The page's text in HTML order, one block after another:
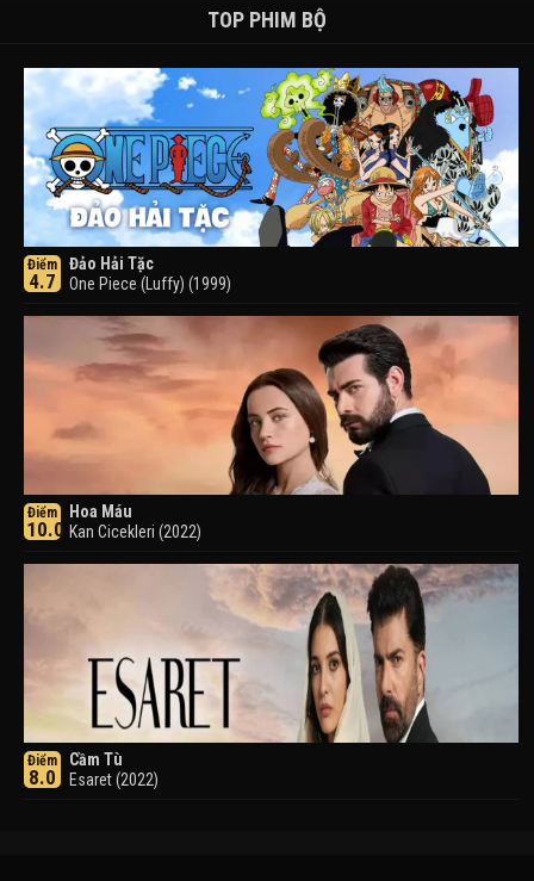
TOP PHIM BỘ
Điểm
4.7
Đảo Hải Tặc
One Piece (Luffy) (1999)
Điểm
10.0
Hoa Máu
Kan Cicekleri (2022)
Điểm
8.0
Cầm Tù
Esaret (2022)